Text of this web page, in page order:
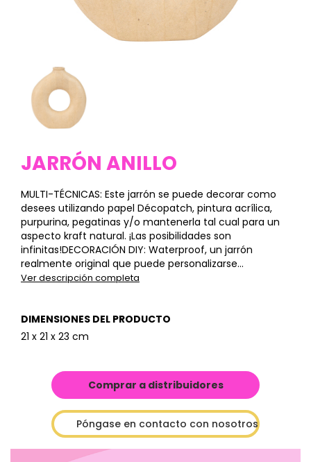
JARRÓN ANILLO
MULTI-TÉCNICAS: Este jarrón se puede decorar como
desees utilizando papel Décopatch, pintura acrílica,
purpurina, pegatinas y/o mantenerla tal cual para un
aspecto kraft natural. ¡Las posibilidades son
infinitas!DECORACIÓN DIY: Waterproof, un jarrón
realmente original que puede personalizarse...
Ver descripción completa
DIMENSIONES DEL PRODUCTO
21 x 21 x 23 cm
Comprar a distribuidores
Póngase en contacto con nosotros